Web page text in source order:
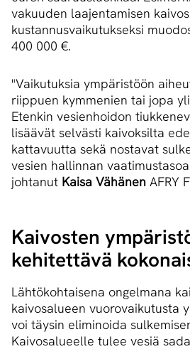
vakuuden laajentamisen
kustannusvaikutukseksi
400 000 €.
"Vaikutuksia ympäristöön
riippuen kymmenien tai jopa
Etenkin vesienhoidon
lisäävät selvästi kaivoksilta
kattavuutta sekä nostavat
vesien hallinnan
johtanut Kaisa Vähänen AFRY
Kaivosten
kehitettävä
Lähtökohtaisena ongelmana
kaivosalueen vuorovaikutusta
voi täysin eliminoida
Kaivosalueelle tulee vesiä